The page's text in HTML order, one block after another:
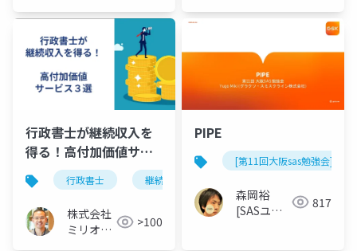
行政書士が継続収入を
得る！高付加価値サー
ビス３選行政書士 継続収入
株式会社
ミリオン
>100
PIPE
[第11回大阪sas勉強会]
森岡裕
[SASユー
817